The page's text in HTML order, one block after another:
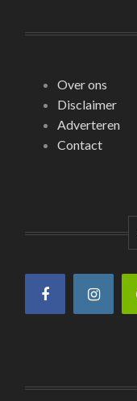
Over ons
Disclaimer
Adverteren
Contact